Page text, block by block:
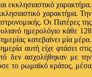
εκκλησιαστικό χαρακτήρα.
χαρακτήρα. Την
Οι Πατέρες της
ημερολόγιο κάθε 128
κατεβαίνει μία μέρα.
αυτή είχε φτάσει στις
δεν ασχολήθηκαν με την
το ρωμαϊκό κράτος, μέσα